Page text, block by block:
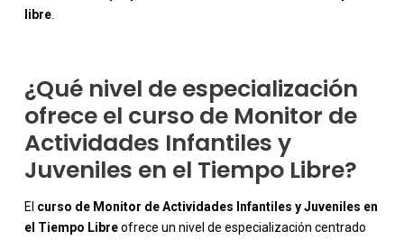
libre.
¿Qué nivel de especialización
ofrece el curso de Monitor de
Actividades Infantiles y
Juveniles en el Tiempo Libre?
El curso de Monitor de Actividades Infantiles y Juveniles en
el Tiempo Libreofrece un nivel de especialización centrado